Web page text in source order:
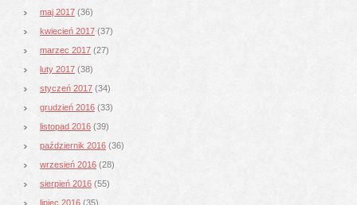
maj 2017 (36)
kwiecień 2017 (37)
marzec 2017 (27)
luty 2017 (38)
styczeń 2017 (34)
grudzień 2016 (33)
listopad 2016 (39)
październik 2016 (36)
wrzesień 2016 (28)
sierpień 2016 (55)
lipiec 2016 (35)